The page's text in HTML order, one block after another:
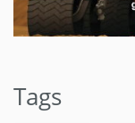
Tags